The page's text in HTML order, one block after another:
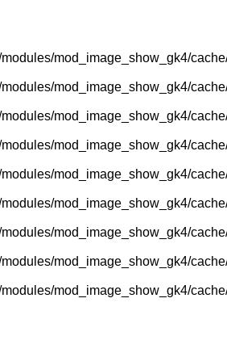
modules/mod_image_show_gk4/
modules/mod_image_show_gk4/
modules/mod_image_show_gk4/
modules/mod_image_show_gk4/
mod_image_show_gk4/
modules/mod_image_show_gk4/
modules/mod_image_show_gk4/
modules/mod_image_show_gk4/
modules/mod_image_show_gk4/